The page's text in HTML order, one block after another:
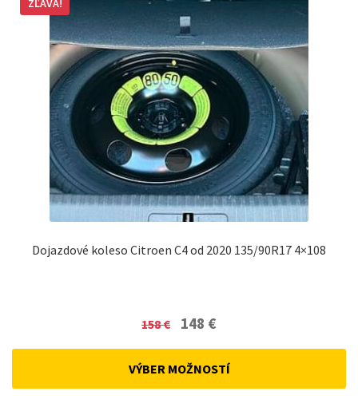
Dojazdové koleso Citroen C4 od 2020 135/90R17 4×108
ZĽAVA!
158€
Original
was:
148 €Current
VÝBER MOŽNOSTÍ